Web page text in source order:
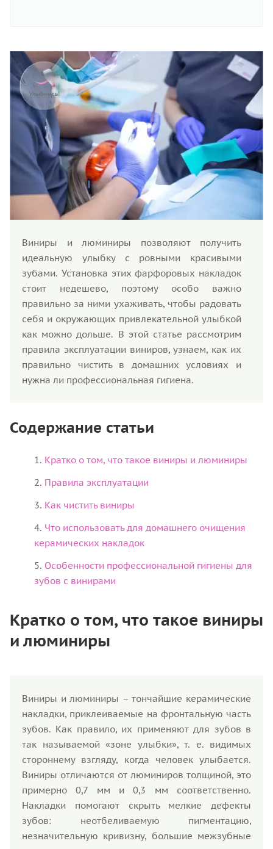
Виниры и люминиры позволяют получить
идеальную улыбку с ровными красивыми
зубами. Установка этих фарфоровых накладок
стоит недешево, поэтому особо важно
правильно за ними ухаживать, чтобы радовать
себя и окружающих привлекательной улыбкой
как можно дольше. В этой статье рассмотрим
правила эксплуатации виниров, узнаем, как их
правильно чистить в домашних условиях и
нужна ли профессиональная гигиена.
Содержание статьи
Кратко о том, что такое виниры и люминиры
Правила эксплуатации
Как чистить виниры
Что использовать для домашнего очищения
керамических накладок
Особенности профессиональной гигиены для
зубов с винирами
Кратко о том, что такое виниры
и люминиры
Виниры и люминиры – тончайшие керамические
накладки, приклеиваемые на фронтальную часть
зубов. Как правило, их применяют для зубов в
так называемой «зоне улыбки», т. е. видимых
стороннему взгляду, когда человек улыбается.
Виниры отличаются от люминиров толщиной, это
примерно 0,7 мм и 0,3 мм соответственно.
Накладки помогают скрыть мелкие дефекты
зубов: неотбеливаемую пигментацию,
незначительную кривизну, большие межзубные